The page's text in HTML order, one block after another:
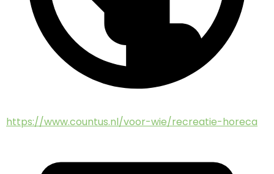
https://www.countus.nl/voor-wie/recreatie-horeca